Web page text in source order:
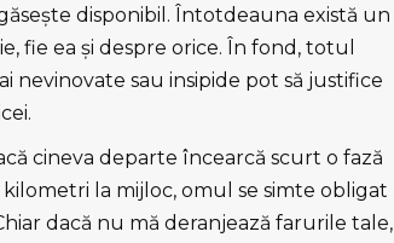
disponibil. Întotdeauna există un
fie ea şi despre orice. În fond, totul
nevinovate sau insipide pot să justifice
cineva departe încearcă scurt o fază
la mijloc, omul se simte obligat
dacă nu mă deranjează farurile tale,